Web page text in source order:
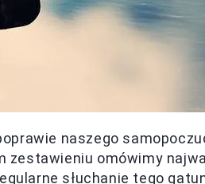
naszego
zestawieniu omówimy
słuchanie tego